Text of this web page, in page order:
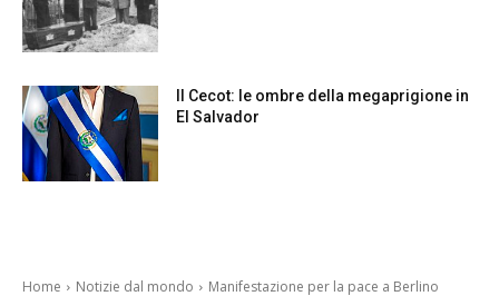
Il Cecot: le ombre della megaprigione in
El Salvador